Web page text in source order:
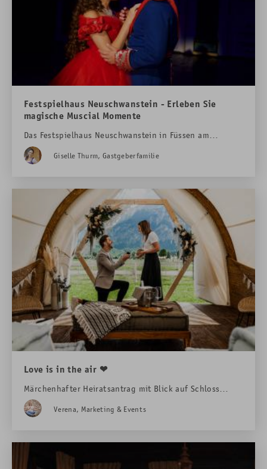
Hohenschwangaubietet dafür die ideale Kulisse.
Festspielhaus Neuschwanstein - Erleben Sie
magische Muscial Momente
Das Festspielhaus Neuschwanstein in Füssen am
Forggensee ist ein wahrhaft magischer Ort, der jedes
Jahr Tausende von Besuchern aus der ganzen Welt
und einer beeindruckenden Architektur ist das
Festspielhaus ein Symbol für Kunst, Kultur und
Unterhaltung in der Region
Giselle Thurm, Gastgeberfamilie
Love is in the air ❤
Märchenhafter Heiratsantrag mit Blick auf Schloss
Neuschwanstein
Verena, Marketing & Events